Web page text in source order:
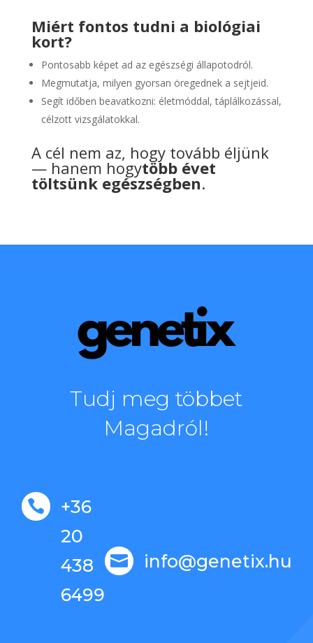
Miért fontos tudni a biológiai
kort?
Pontosabb képet ad az egészségi állapotodról.
Megmutatja, milyen gyorsan öregednek a sejtjeid.
Segít időben beavatkozni: életmóddal, táplálkozással,
célzott vizsgálatokkal.
A cél nem az, hogy tovább éljünk
— hanem hogytöbb évet
töltsünk egészségben.
Tudj meg többet
Magadról!

+36
20
438
6499
 info@genetix.hu